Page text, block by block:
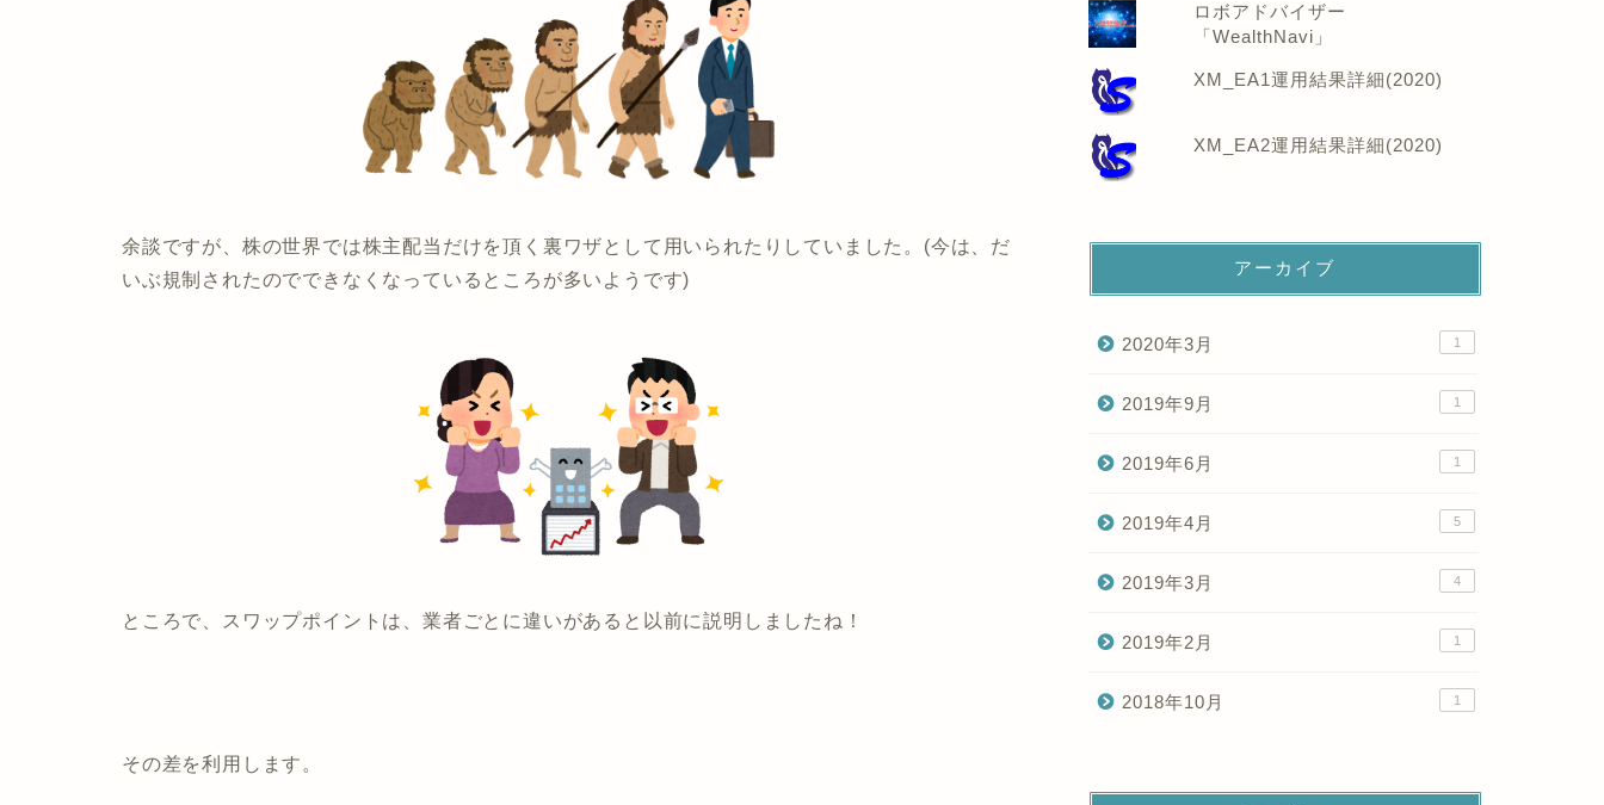
余談ですが、株の世界では株主配当だけを頂く裏ワザとして用いられたりしていました。(今は、だ
いぶ規制されたのでできなくなっているところが多いようです)
ところで、スワップポイントは、業者ごとに違いがあると以前に説明しましたね！
その差を利用します。
ロボアドバイザー
「WealthNavi」
XM_EA1運用結果詳細(2020)
XM_EA2運用結果詳細(2020)
アーカイブ
2020年3月 1
2019年9月 1
2019年6月 1
2019年4月 5
2019年3月 4
2019年2月 1
2018年10月 1